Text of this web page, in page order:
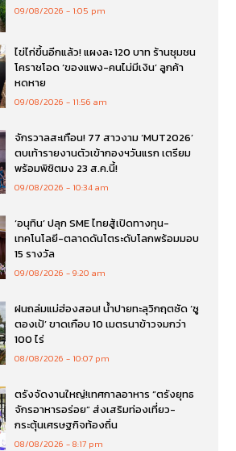
09/08/2026 1:05 pm
ไข่ไก่ขึ้นอีกแล้ว! แผงละ 120 บาท ร้านชุมชน
โคราชโอด ‘ของแพง-คนไม่มีเงิน’ ลูกค้า
หดหาย
09/08/2026 11:56 am
จักรวาลสะเทือน! 77 สาวงาม ‘MUT2026’
ตบเท้ารายงานตัวเข้ากองฯวันแรก เตรียม
พร้อมพิชิตมง 23 ส.ค.นี้!
09/08/2026 10:34 am
‘อนุทิน’ ปลุก SME ไทยสู้เปิดทางทุน-
เทคโนโลยี-ตลาดดันโตระดับโลกพร้อมมอบ
15 รางวัล
09/08/2026 9:20 am
ฝนถล่มแม่ฮ่องสอน! น้ำปายทะลุวิกฤตซัด ‘ซู
ตองเป้’ ขาดเกือบ 10 เมตรนาข้าวจมกว่า
100 ไร่
08/08/2026 10:07 pm
ตรังจัดงานใหญ่!เทศกาลอาหาร “ตรังยุทธ
จักรอาหารอร่อย” ส่งเสริมท่องเที่ยว-
กระตุ้นเศรษฐกิจท้องถิ่น
08/08/2026 8:17 pm